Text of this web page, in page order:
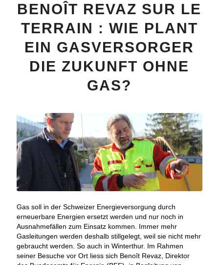
BENOÎT REVAZ SUR LE
TERRAIN : WIE PLANT
EIN GASVERSORGER
DIE ZUKUNFT OHNE
GAS?
Gas soll in der Schweizer Energieversorgung durch
erneuerbare Energien ersetzt werden und nur noch in
Ausnahmefällen zum Einsatz kommen. Immer mehr
Gasleitungen werden deshalb stillgelegt, weil sie nicht mehr
gebraucht werden. So auch in Winterthur. Im Rahmen
seiner Besuche vor Ort liess sich Benoît Revaz, Direktor